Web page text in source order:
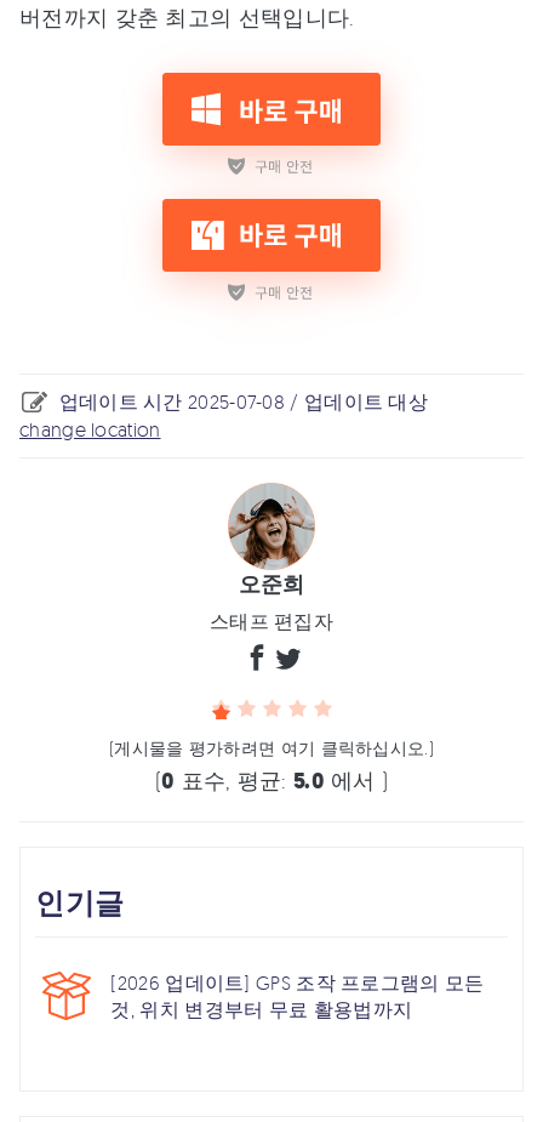
버전까지 갖춘 최고의 선택입니다.
업데이트 시간 2025-07-08 / 업데이트 대상
change location
오준희
스태프 편집자
(게시물을 평가하려면 여기 클릭하십시오.)
(0 표수, 평균: 5.0 에서 )
인기글
[2026 업데이트] GPS 조작 프로그램의 모든
것, 위치 변경부터 무료 활용법까지